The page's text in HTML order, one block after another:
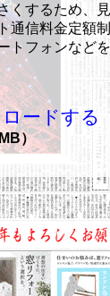
くするため、
通信料金定額
トフォンなど
ードする
）